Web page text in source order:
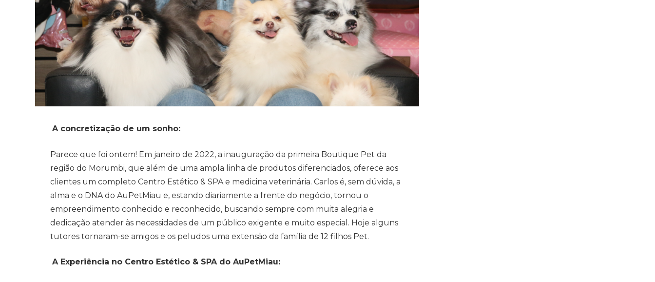
A concretização de um sonho:
Parece que foi ontem! Em janeiro de 2022, a inauguração da primeira Boutique Pet da
região do Morumbi, que além de uma ampla linha de produtos diferenciados, oferece aos
clientes um completo Centro Estético & SPA e medicina veterinária. Carlos é, sem dúvida, a
alma e o DNA do AuPetMiau e, estando diariamente a frente do negócio, tornou o
empreendimento conhecido e reconhecido, buscando sempre com muita alegria e
dedicação atender às necessidades de um público exigente e muito especial. Hoje alguns
tutores tornaram-se amigos e os peludos uma extensão da família de 12 filhos Pet.
A Experiência no Centro Estético & SPA do AuPetMiau: